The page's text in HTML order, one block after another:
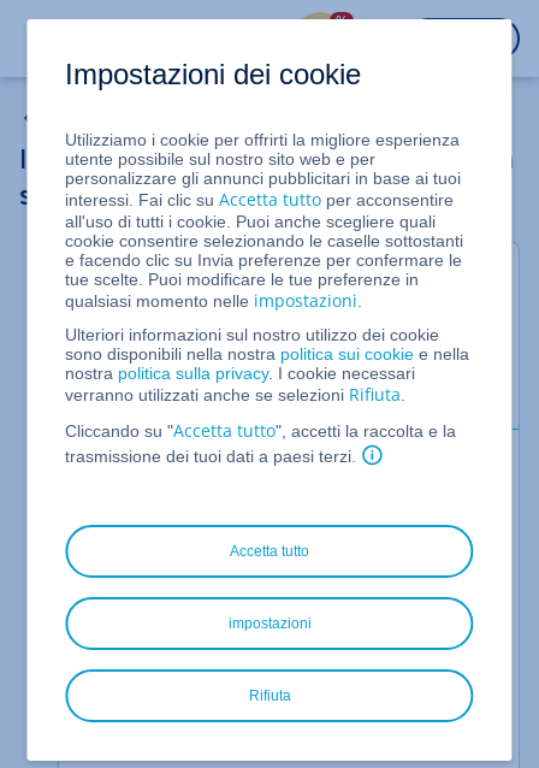
%
Integrare un'archiviazione condivisa su un
server (AlmaLinux 8 e Rocky Linux 8)
Per Server Cloud e Server Dedicati gestiti nel Cloud
Panel
Per integrare l'archiviazione condivisa in un server
su cui è installato AlmaLinux 8 o Rocky Linux 8,
procedi come segue:
Requisiti
al server.
Hai impostato le autorizzazioni di accesso
per il server desiderato nella vista
dettagliata dell'archiviazione condivisa.
Hai preso nota del percorso NFS.
Impostazioni dei cookie
Utilizziamo i cookie per offrirti la migliore esperienza
utente possibile sul nostro sito web e per
personalizzare gli annunci pubblicitari in base ai tuoi
interessi. Fai clic suAccetta tutto per acconsentire
all'uso di tutti i cookie. Puoi anche scegliere quali
cookie consentire selezionando le caselle sottostanti
e facendo clic su Invia preferenze per confermare le
tue scelte. Puoi modificare le tue preferenze in
qualsiasi momento nelle impostazioni
Ulteriori informazioni sul nostro utilizzo dei cookie
sono disponibili nella nostra politica sui cookie e nella
nostra politica sulla privacy. I cookie necessari
verranno utilizzati anche se selezioni Rifiuta
Cliccando su "Accetta tutto", accetti la raccolta e la
trasmissione dei tuoi dati a paesi terzi.
Accetta tutto
Rifiuta
impostazioni